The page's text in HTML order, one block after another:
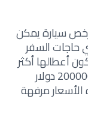
سيارة يمكن
تلبي حاجات السفر
أعطالها أكثر
ويوجد سيارات ب 100000 دولار وحتى 2000000 دولار
مرفهة